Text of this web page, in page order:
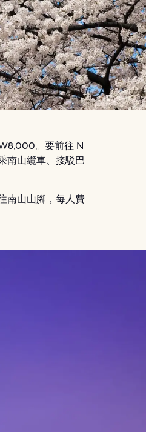
。要前往 N
南山纜車、接駁巴
南山山腳，每人費